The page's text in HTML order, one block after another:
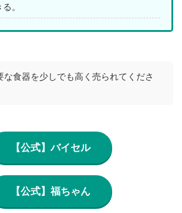
。
な食器を少しでも高く売られてくださ
【公式】バイセル
【公式】福ちゃん